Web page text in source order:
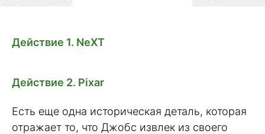
Действие 1. NeXT
Действие 2. Pixar
Есть еще одна историческая деталь, которая
отражает то, что Джобс извлек из своего